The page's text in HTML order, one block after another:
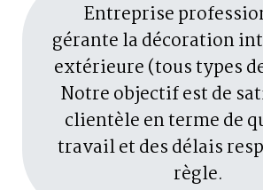
Entreprise
gérante la décoration
extérieure (tous types
Notre objectif est de
clientèle en terme de
travail et des délais
règle.